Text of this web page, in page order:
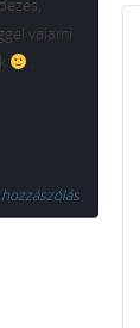
valami
.